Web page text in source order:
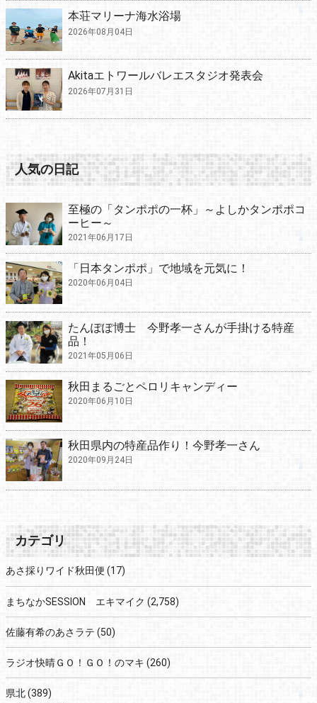
本荘マリーナ海水浴場
2026年08月04日
Akitaエトワールバレエスタジオ発表会
2026年07月31日
人気の日記
至極の「タンポポの一杯」～よしかタンポポコ
ーヒー～
2021年06月17日
「日本タンポポ」で地域を元気に！
2020年06月04日
たんぽぽ博士 今野孝一さんが手掛ける特産
品！
2021年05月06日
秋田まるごとペロリキャンディー
2020年06月10日
秋田県内の特産品作り！今野孝一さん
2020年09月24日
カテゴリ
あさ採りワイド秋田便 (17)
まちなかSESSION エキマイク (2,758)
佐藤有希のあさラテ (50)
ラジオ快晴ＧＯ！ＧＯ！のマキ (260)
県北(389)